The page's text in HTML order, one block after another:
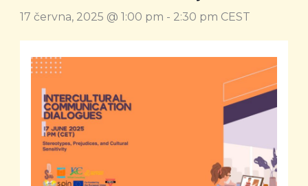
17 června, 2025 @ 1:00 pm - 2:30 pm CEST